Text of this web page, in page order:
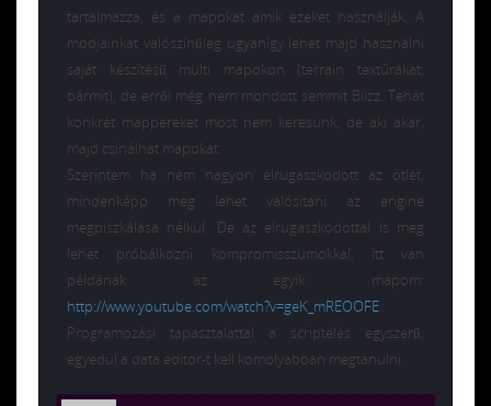
tartalmazza, és a mapokat amik ezeket használják. A
modjainkat valószínűleg ugyanígy lehet majd használni
saját készítésű multi mapokon (terrain textúrákat,
bármit), de erről még nem mondott semmit Blizz. Tehát
konkrét mappereket most nem keresünk, de aki akar,
majd csinálhat mapokat.
Szerintem ha nem nagyon elrugaszkodott az ötlet,
mindenképp meg lehet valósitani az engine
megpiszkálása nélkül. De az elrugaszkodottal is meg
lehet próbálkozni kompromisszumokkal, itt van
példának az egyik mapom:
http://www.youtube.com/watch?v=geK_mREOOFE.
Programozási tapasztalattal a scriptelés egyszerű,
egyedül a data editor-t kell komolyabban megtanulni.